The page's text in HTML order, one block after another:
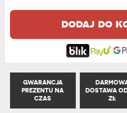
dodaj do
GWARANCJA
PREZENTU NA
CZAS
DOSTAWA
ZŁ